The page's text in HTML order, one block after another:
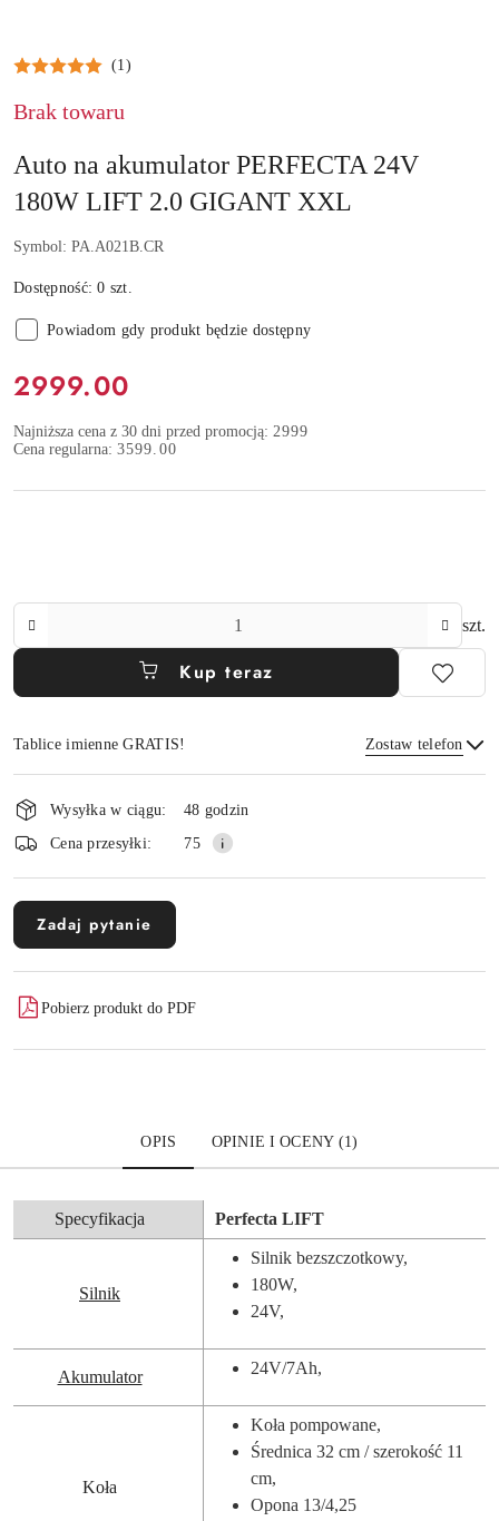
(1)
Brak towaru
Auto na akumulator PERFECTA 24V
180W LIFT 2.0 GIGANT XXL
Symbol: PA.A021B.CR
Dostępność:0 szt.
Powiadom gdy produkt będzie dostępny
Cena:
2999.00
Najniższa cena z 30 dni przed promocją: 2999
Cena regularna: 3599.00
szt.
Kup teraz
Tablice imienne GRATIS! Zostaw telefon
Wyślij
i
dostawa
Wysyłka w ciągu:
48 godzin
Cena przesyłki:
75
Zadaj pytanie
Pobierz produkt do PDF
OPIS OPINIE I OCENY (1)
Specyfikacja Perfecta LIFT
Silnik
Silnik bezszczotkowy,
180W,
24V,
Akumulator 24V/7Ah,
Koła
Koła pompowane,
Średnica 32 cm / szerokość 11
cm,
Opona 13/4,25